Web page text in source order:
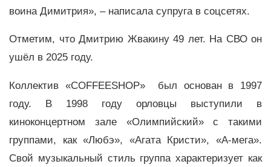
воина Димитрия», – написала супруга в соцсетях.
Отметим, что Дмитрию Жвакину 49 лет. На СВО он
ушёл в 2025 году.
Коллектив «COFFEESHOP» был основан в 1997
году. В 1998 году орловцы выступили в
киноконцертном зале «Олимпийский» с такими
группами, как «Любэ», «Агата Кристи», «А-мега».
Свой музыкальный стиль группа характеризует как